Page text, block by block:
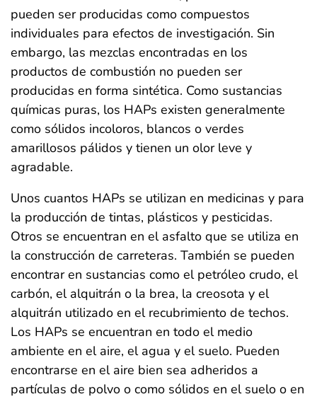
pueden ser producidas como compuestos
individuales para efectos de investigación. Sin
embargo, las mezclas encontradas en los
productos de combustión no pueden ser
producidas en forma sintética. Como sustancias
químicas puras, los HAPs existen generalmente
como sólidos incoloros, blancos o verdes
amarillosos pálidos y tienen un olor leve y
agradable.
Unos cuantos HAPs se utilizan en medicinas y para
la producción de tintas, plásticos y pesticidas.
Otros se encuentran en el asfalto que se utiliza en
la construcción de carreteras. También se pueden
encontrar en sustancias como el petróleo crudo, el
carbón, el alquitrán o la brea, la creosota y el
alquitrán utilizado en el recubrimiento de techos.
Los HAPs se encuentran en todo el medio
ambiente en el aire, el agua y el suelo. Pueden
encontrarse en el aire bien sea adheridos a
partículas de polvo o como sólidos en el suelo o en